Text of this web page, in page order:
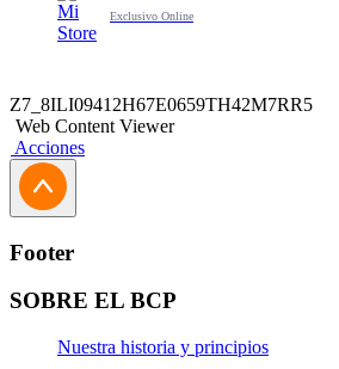
Exclusivo Online
Z7_8ILI09412H67E0659TH42M7RR5
Web Content Viewer
Acciones
Footer
SOBRE EL BCP
Nuestra historia y principios